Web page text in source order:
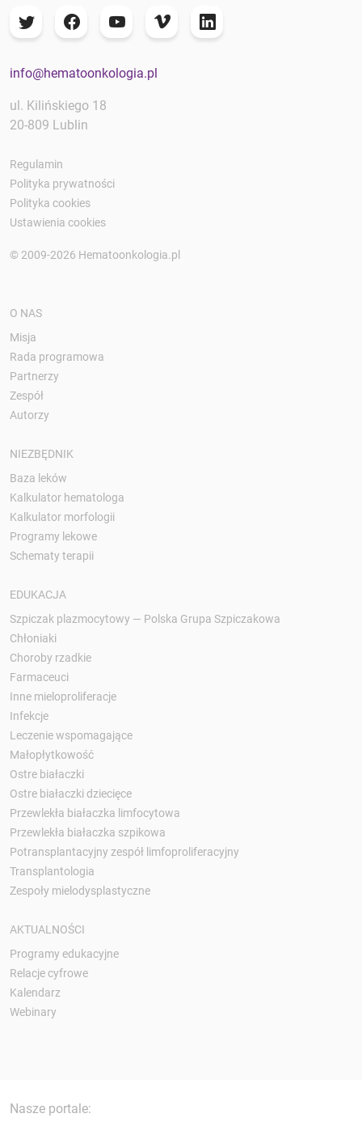
info@hematoonkologia.pl
ul. Kilińskiego 18
20-809 Lublin
Regulamin
Polityka prywatności
Polityka cookies
Ustawienia cookies
© 2009-2026 Hematoonkologia.pl
O NAS
Misja
Rada programowa
Partnerzy
Zespół
Autorzy
NIEZBĘDNIK
Baza leków
Kalkulator hematologa
Kalkulator morfologii
Programy lekowe
Schematy terapii
EDUKACJA
Szpiczak plazmocytowy — Polska Grupa Szpiczakowa
Chłoniaki
Choroby rzadkie
Farmaceuci
Inne mieloproliferacje
Infekcje
Leczenie wspomagające
Małopłytkowość
Ostre białaczki
Ostre białaczki dziecięce
Przewlekła białaczka limfocytowa
Przewlekła białaczka szpikowa
Potransplantacyjny zespół limfoproliferacyjny
Transplantologia
Zespoły mielodysplastyczne
AKTUALNOŚCI
Programy edukacyjne
Relacje cyfrowe
Kalendarz
Webinary
Nasze portale: